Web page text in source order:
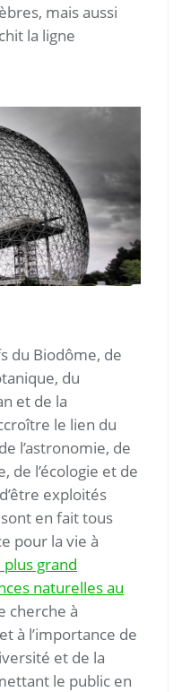
mais aussi
la ligne
du Biodôme, de
du
et de la
le lien du
l’astronomie, de
de l’écologie et de
exploités
en fait tous
pour la vie à
grand
naturelles au
cherche à
à l’importance de
et de la
le public en